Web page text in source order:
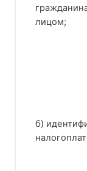
лицом;
б)